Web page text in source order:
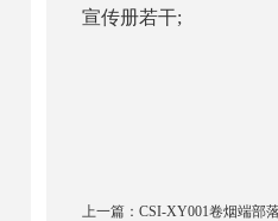
宣传册若干;
上一篇： CSI-XY001卷烟端部